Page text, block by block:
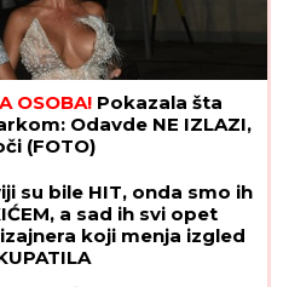
OSOBA! Pokazala šta
Odavde NE IZLAZI,
(FOTO)
su bile HIT, onda smo ih
a sad ih svi opet
koji menja izgled